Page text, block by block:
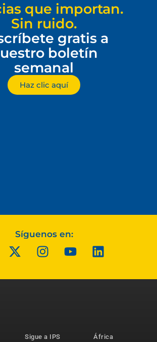
que importan.
Sin ruido.
gratis a
boletín
semanal
Haz clic aquí
Síguenos en:
Sigue a IPS África